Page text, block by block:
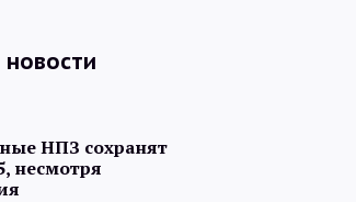
НПЗ сохранят
несмотря